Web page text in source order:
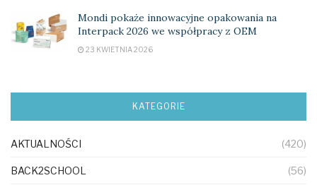
Mondi pokaże innowacyjne opakowania na
Interpack 2026 we współpracy z OEM
23 KWIETNIA 2026
KATEGORIE
AKTUALNOŚCI (420)
BACK2SCHOOL (56)